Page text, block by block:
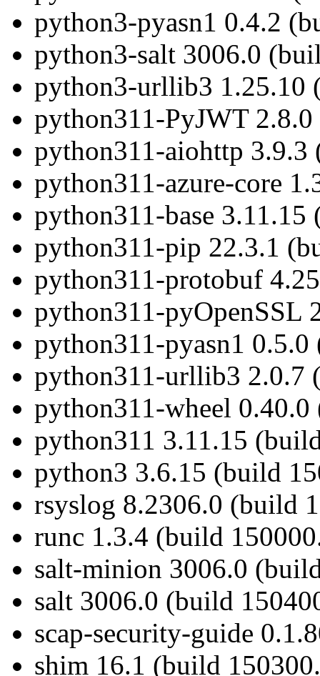
python3-pyasn1 0.4.2
python3-salt 3006.0
python3-urllib3 1.25.10
python311-PyJWT
python311-aiohttp
python311-azure-core
python311-base
python311-pip 22.3.1
python311-protobuf
python311-pyOpenSSL
python311-pyasn1
python311-urllib3 2.0.7
python311-wheel
python311 3.11.15
python3 3.6.15 (build
rsyslog 8.2306.0 (build
runc 1.3.4 (build
salt-minion 3006.0
salt 3006.0 (build
scap-security-guide
shim 16.1 (build